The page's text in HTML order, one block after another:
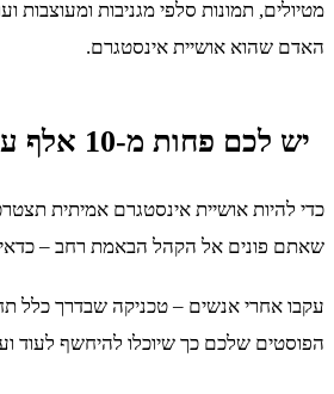
מטיולים, תמונות סלפי מגניבות
האדם שהוא אושיית אינסטגרם.
יש לכם פחות מ-10 אלף עוקבים? תתחילו לעבוד
שאתם פונים אל הקהל הבאמת רחב –
עקבו אחרי אנשים – טכניקה שבדרך כלל
הפוסטים שלכם כך שיוכלו להיחשף לעוד